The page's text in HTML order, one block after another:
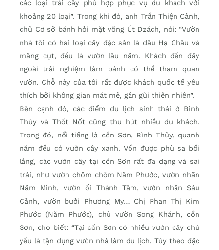
các loại trái cây phù hợp phục vụ du khách với
khoảng 20 loại”. Trong khi đó, anh Trần Thiện Cảnh,
chủ Cơ sở bánh hỏi mặt võng Út Dzách, nói: “Vườn
nhà tôi có hai loại cây đặc sản là dâu Hạ Châu và
măng cụt, đều là vườn lâu năm. Khách đến đây
ngoài trải nghiệm làm bánh có thể tham quan
vườn. Chỗ này của tôi rất được khách quốc tế yêu
thích bởi không gian mát mẻ, gần gũi thiên nhiên”.
Bên cạnh đó, các điểm du lịch sinh thái ở Bình
Thủy và Thốt Nốt cũng thu hút nhiều du khách.
Trong đó, nổi tiếng là cồn Sơn, Bình Thủy, quanh
năm đều có vườn cây xanh. Vốn được phù sa bồi
lắng, các vườn cây tại cồn Sơn rất đa dạng và sai
trái, như vườn chôm chôm Năm Phước, vườn nhãn
Năm Minh, vườn ổi Thành Tâm, vườn nhãn Sáu
Cảnh, vườn bưởi Phương My… Chị Phan Thị Kim
Phước (Năm Phước), chủ vườn Song Khánh, cồn
Sơn, cho biết: “Tại cồn Sơn có nhiều vườn cây chủ
yếu là tận dụng vườn nhà làm du lịch. Tùy theo đặc